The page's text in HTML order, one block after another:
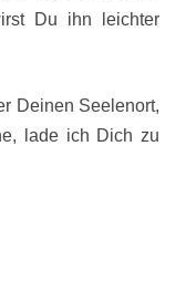
Du ihn leichter
Deinen Seelenort,
lade ich Dich zu